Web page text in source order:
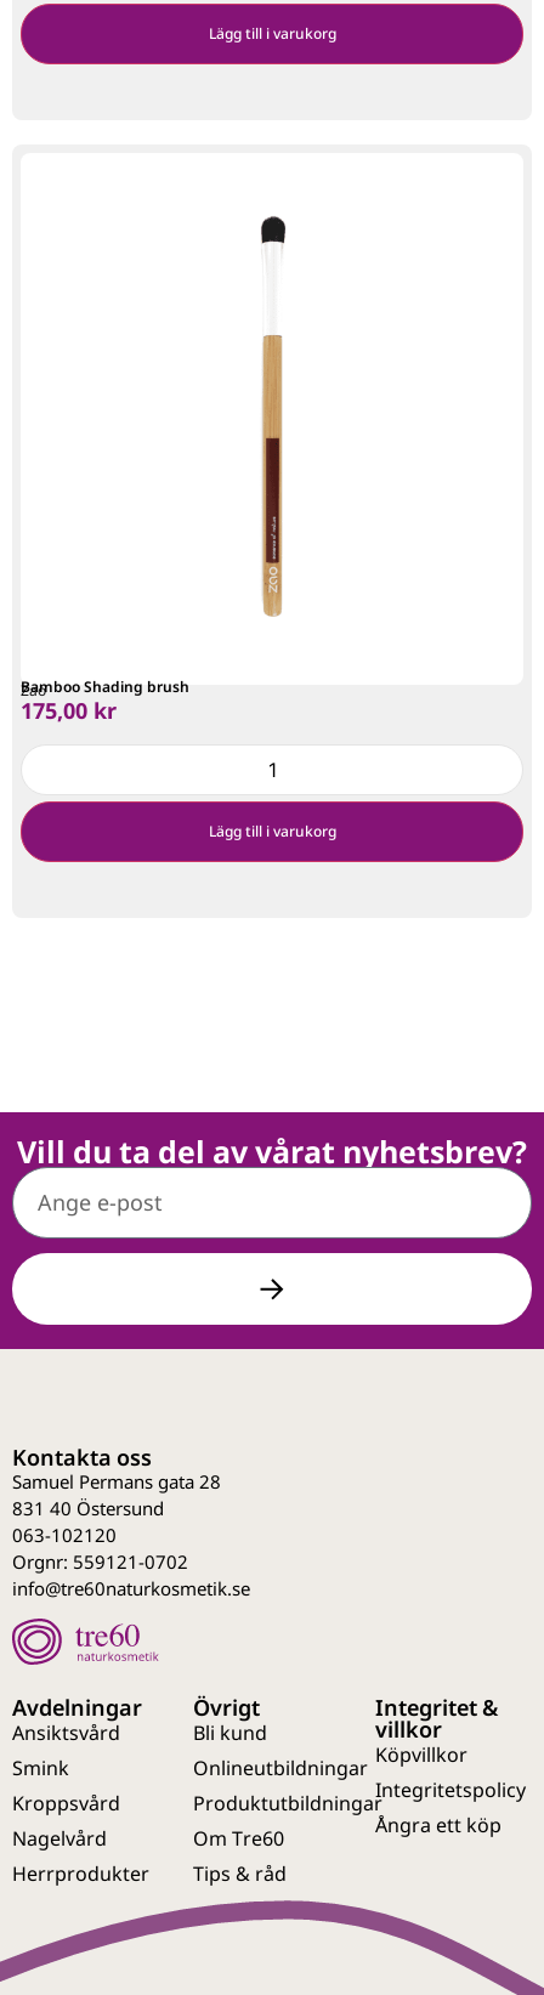
Lägg till i varukorg
Zao
Bamboo Shading brush
175,00 kr
Lägg till i varukorg
Vill du ta del av vårat nyhetsbrev?
Kontakta oss
Samuel Permans gata 28
831 40 Östersund
063-102120
Orgnr: 559121-0702
info@tre60naturkosmetik.se
Avdelningar
Ansiktsvård
Smink
Kroppsvård
Nagelvård
Herrprodukter
Övrigt
Bli kund
Onlineutbildningar
Produktutbildningar
Om Tre60
Tips & råd
Integritet &
villkor
Köpvillkor
Integritetspolicy
Ångra ett köp